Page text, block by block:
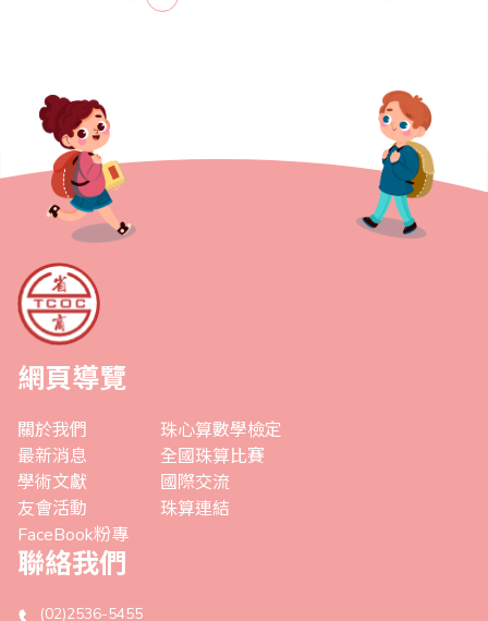
網頁導覽
關於我們
最新消息
學術文獻
友會活動
FaceBook粉專
珠心算數學檢定
全國珠算比賽
國際交流
珠算連結
聯絡我們
(02)2536-5455